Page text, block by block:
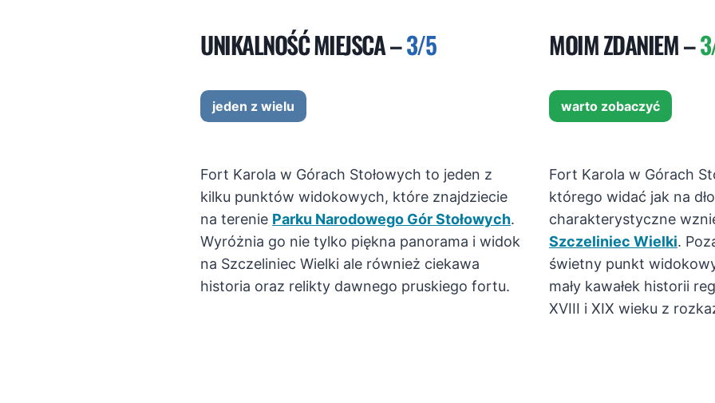
UNIKALNOŚĆ MIEJSCA –3/5
jeden z wielu
Fort Karola w Górach Stołowych to jeden z
kilku punktów widokowych, które znajdziecie
na terenie Parku Narodowego Gór Stołowych.
Wyróżnia go nie tylko piękna panorama i widok
na Szczeliniec Wielki ale również ciekawa
historia oraz relikty dawnego pruskiego fortu.
MOIM ZDANIEM –
warto zobaczyć
Fort Karola w Górach
którego widać jak na
charakterystyczne
Szczeliniec Wielki.
świetny punkt
mały kawałek historii
XVIII i XIX wieku z